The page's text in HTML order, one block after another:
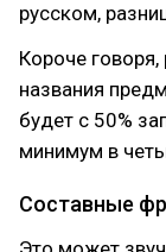
русском,
Короче
названия
будет с 50%
минимум в
Составные